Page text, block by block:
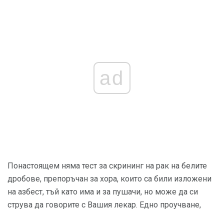
ad
Понастоящем няма тест за скрининг на рак на белите
дробове, препоръчан за хора, които са били изложени
на азбест, тъй като има и за пушачи, но може да си
струва да говорите с Вашия лекар. Едно проучване,